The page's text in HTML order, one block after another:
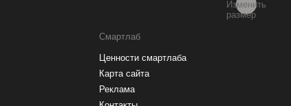
Смартлаб
Ценности смартлаба
Карта сайта
Реклама